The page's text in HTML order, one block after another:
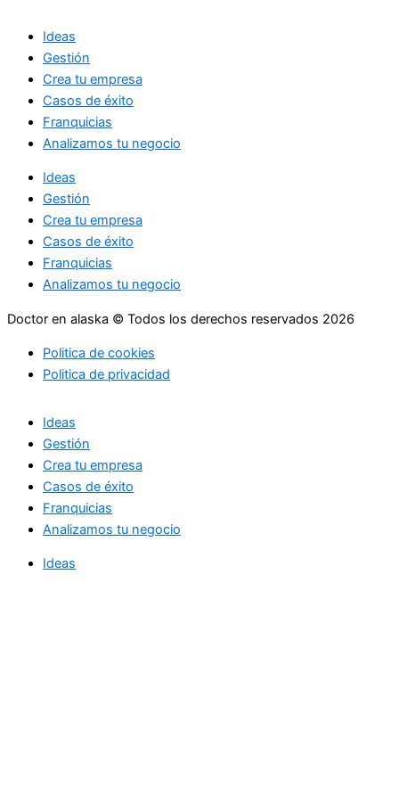
Ideas
Gestión
Crea tu empresa
Casos de éxito
Franquicias
Analizamos tu negocio
Ideas
Gestión
Crea tu empresa
Casos de éxito
Franquicias
Analizamos tu negocio
Doctor en alaska © Todos los derechos reservados 2026
Politica de cookies
Politica de privacidad
Ideas
Gestión
Crea tu empresa
Casos de éxito
Franquicias
Analizamos tu negocio
Ideas